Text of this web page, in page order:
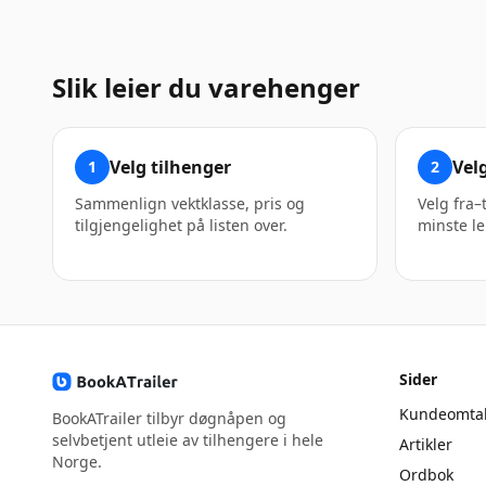
Slik leier du varehenger
1 Velg tilhenger
Sammenlign vekt­klasse, pris og
tilgjengelighet på listen over.
2
Velg
minste
BookATrailer tilbyr døgnåpen og
selvbetjent utleie av tilhengere i hele
Norge.
Sider
Artikler
Ordbok